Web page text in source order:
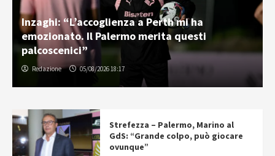
Inzaghi: “L’accoglienza a Perth mi ha
emozionato. Il Palermo merita questi
palcoscenici”
Redazione 05/08/2026 18:17
Strefezza – Palermo, Marino al
GdS: “Grande colpo, può giocare
ovunque”